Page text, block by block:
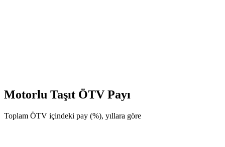
Motorlu Taşıt ÖTV Payı
Toplam ÖTV içindeki pay (%), yıllara göre